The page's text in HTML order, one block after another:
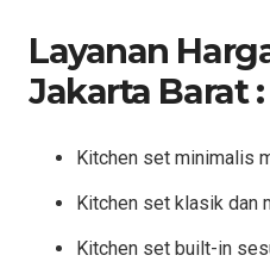
Layanan
Jakarta Barat :
Kitchen set minimalis
Kitchen set klasik dan
Kitchen set built-in